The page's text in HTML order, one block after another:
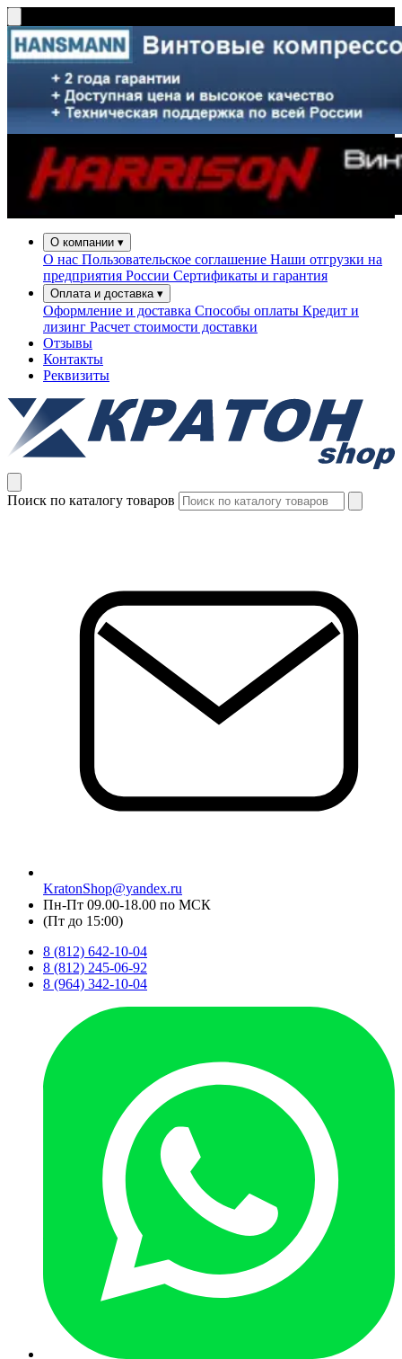
О компании ▾
О нас Пользовательское соглашение Наши отгрузки на
предприятия России Сертификаты и гарантия
Оплата и доставка ▾
Оформление и доставка Способы оплаты Кредит и
лизинг Расчет стоимости доставки
Отзывы
Контакты
Реквизиты
Поиск по каталогу товаров
KratonShop@yandex.ru
Пн-Пт 09.00-18.00 по МСК
(Пт до 15:00)
8 (812) 642-10-04
8 (812) 245-06-92
8 (964) 342-10-04